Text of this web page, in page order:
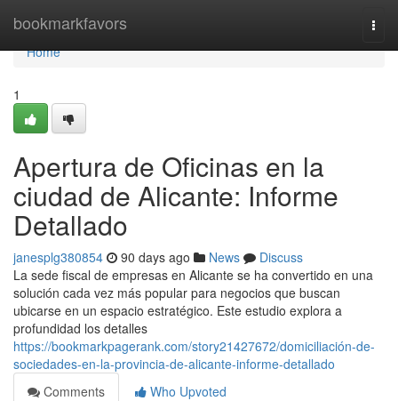
bookmarkfavors
Home
Home
1
Apertura de Oficinas en la
ciudad de Alicante: Informe
Detallado
janesplg380854 90 days ago News
Discuss
La sede fiscal de empresas en Alicante se ha convertido en una
solución cada vez más popular para negocios que buscan
ubicarse en un espacio estratégico. Este estudio explora a
profundidad los detalles
https://bookmarkpagerank.com/story21427672/domiciliación-de-
sociedades-en-la-provincia-de-alicante-informe-detallado
Comments
Who Upvoted